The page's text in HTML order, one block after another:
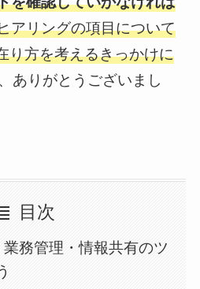
アリングの項目について
り方を考えるきっかけに
ありがとうございまし
目次
務管理・情報共有のツ